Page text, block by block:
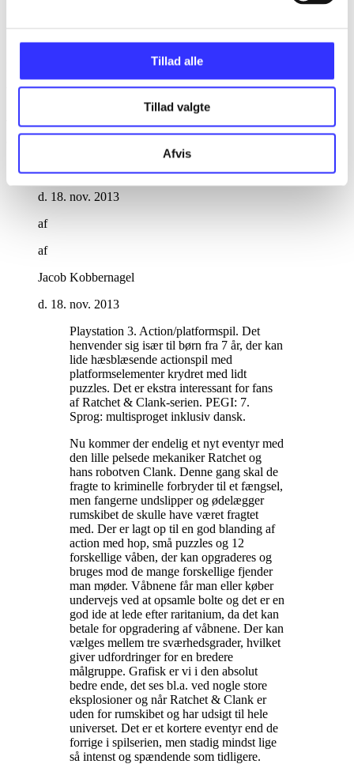
Tillad alle
Tillad valgte
Afvis
d. 18. nov. 2013
af
af
Jacob Kobbernagel
d. 18. nov. 2013
Playstation 3. Action/platformspil. Det
henvender sig især til børn fra 7 år, der kan
lide hæsblæsende actionspil med
platformselementer krydret med lidt
puzzles. Det er ekstra interessant for fans
af Ratchet & Clank-serien. PEGI: 7.
Sprog: multisproget inklusiv dansk.
Nu kommer der endelig et nyt eventyr med
den lille pelsede mekaniker Ratchet og
hans robotven Clank. Denne gang skal de
fragte to kriminelle forbryder til et fængsel,
men fangerne undslipper og ødelægger
rumskibet de skulle have været fragtet
med. Der er lagt op til en god blanding af
action med hop, små puzzles og 12
forskellige våben, der kan opgraderes og
bruges mod de mange forskellige fjender
man møder. Våbnene får man eller køber
undervejs ved at opsamle bolte og det er en
god ide at lede efter raritanium, da det kan
betale for opgradering af våbnene. Der kan
vælges mellem tre sværhedsgrader, hvilket
giver udfordringer for en bredere
målgruppe. Grafisk er vi i den absolut
bedre ende, det ses bl.a. ved nogle store
eksplosioner og når Ratchet & Clank er
uden for rumskibet og har udsigt til hele
universet. Det er et kortere eventyr end de
forrige i spilserien, men stadig mindst lige
så intenst og spændende som tidligere.